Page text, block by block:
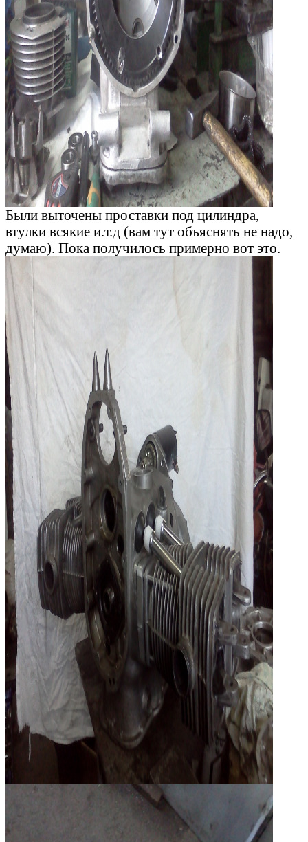
Были выточены проставки под цилиндра,
втулки всякие и.т.д (вам тут объяснять не надо,
думаю). Пока получилось примерно вот это.